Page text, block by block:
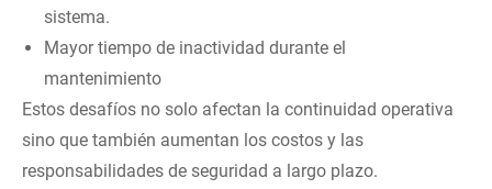
sistema.
Mayor tiempo de inactividad durante el
mantenimiento
Estos desafíos no solo afectan la continuidad operativa
sino que también aumentan los costos y las
responsabilidades de seguridad a largo plazo.